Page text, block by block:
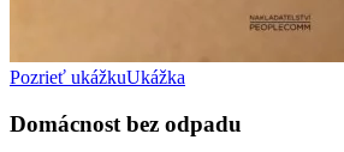
Pozrieť ukážkuUkážka
Domácnost bez odpadu